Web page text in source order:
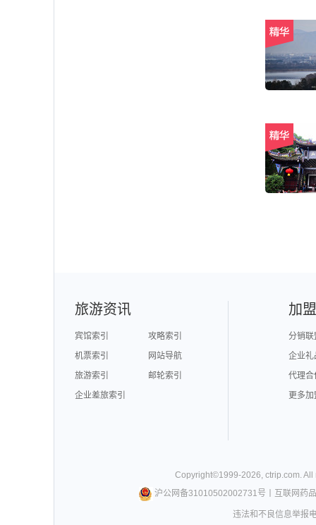
旅游资讯
宾馆索引
攻略索引
机票索引
网站导航
旅游索引
邮轮索引
企业差旅索引
加
分销联
企业礼
代理合
更多
Copyright©1999-2026,ctrip.com.
沪公网备31010502002731号
互联网药
违法和不良信息举报